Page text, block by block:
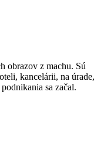
obrazov z machu. Sú
kancelárii, na úrade,
sa začal.